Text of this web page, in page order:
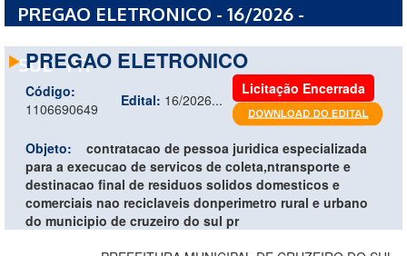
PREGAO ELETRONICO - 16/2026 -
SUL - PR
PREGAO ELETRONICO
Código:
1106690649
Edital: 16/2026...
Licitação Encerrada
Objeto:
contratacao de pessoa juridica especializada
para a execucao de servicos de coleta,ntransporte e
destinacao final de residuos solidos domesticos e
comerciais nao reciclaveis donperimetro rural e urbano
do municipio de cruzeiro do sul pr